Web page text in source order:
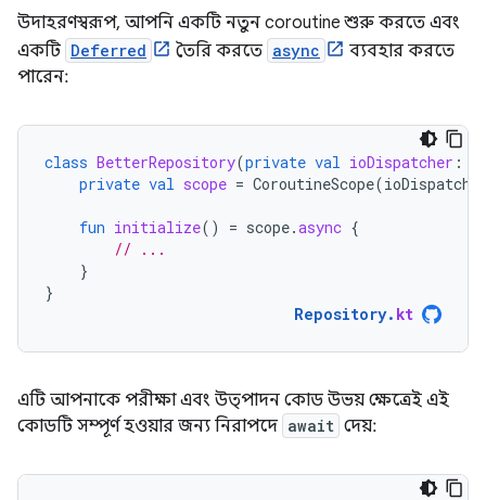
উদাহরণস্বরূপ, আপনি একটি নতুন coroutine শুরু করতে এবং
একটি Deferred তৈরি করতে async
ব্যবহার করতে
পারেন:
class BetterRepository(private val ioDispatcher :
private val scope = CoroutineScope(
fun initialize() = scope.async {
// ...
}
}
Repository. kt
এটি আপনাকে পরীক্ষা এবং উত্পাদন কোড উভয় ক্ষেত্রেই এই
কোডটি সম্পূর্ণ হওয়ার জন্য নিরাপদে await দেয়: